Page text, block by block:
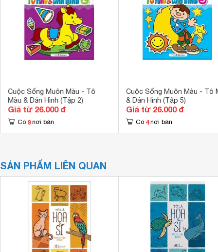
Cuộc Sống Muôn Màu - Tô
Màu & Dán Hình (Tập 2)
Giá từ 26.000 đ
Có 9 nơi bán
Cuộc Sống Muôn Màu - Tô
& Dán Hình (Tập 5)
Giá từ 26.000 đ
Có 4 nơi bán
SẢN PHẨM LIÊN QUAN